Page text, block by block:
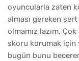
oyuncularla zaten
alması gereken
olmamız lazım.
skoru korumak için
bugün bunu